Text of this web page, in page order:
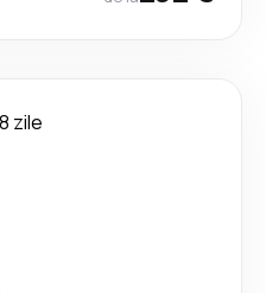
8 zile